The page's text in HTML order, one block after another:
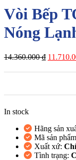
Vòi Bếp
Nóng
14.360.000₫ Giá
In stock
Hãng sản
Mã sản
Xuất xứ:
Tình trạng: